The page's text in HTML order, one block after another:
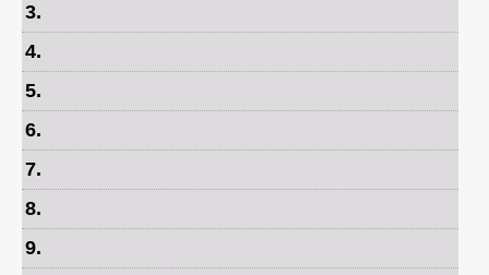
3.
4.
5.
6.
7.
8.
9.